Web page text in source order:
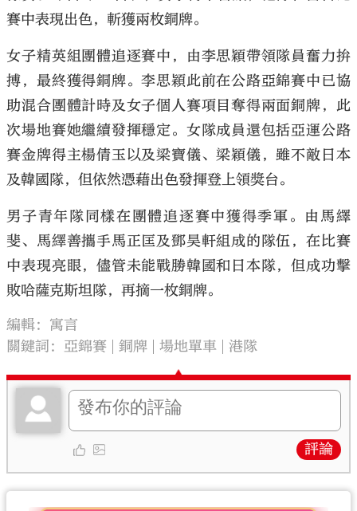
賽中表現出色，斬獲兩枚銅牌。
女子精英組團體追逐賽中，由李思穎帶領隊員奮力拚
搏，最終獲得銅牌。李思穎此前在公路亞錦賽中已協
助混合團體計時及女子個人賽項目奪得兩面銅牌，此
次場地賽她繼續發揮穩定。女隊成員還包括亞運公路
賽金牌得主楊倩玉以及梁寶儀、梁穎儀，雖不敵日本
及韓國隊，但依然憑藉出色發揮登上領獎台。
男子青年隊同樣在團體追逐賽中獲得季軍。由馬繹
斐、馬繹善攜手馬正匡及鄧昊軒組成的隊伍，在比賽
中表現亮眼，儘管未能戰勝韓國和日本隊，但成功擊
敗哈薩克斯坦隊，再摘一枚銅牌。
編輯：寓言
關鍵詞： 亞錦賽 銅牌 場地單車 港隊
評論